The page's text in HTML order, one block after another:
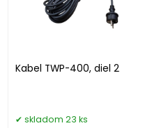
Kabel TWP-400, diel 2
skladom 23 ks